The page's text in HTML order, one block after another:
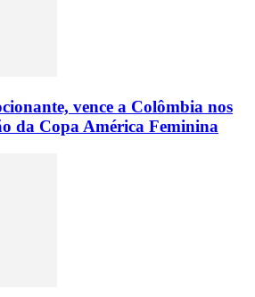
vence a Colômbia nos
da Copa América Feminina